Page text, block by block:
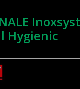
Hygienic